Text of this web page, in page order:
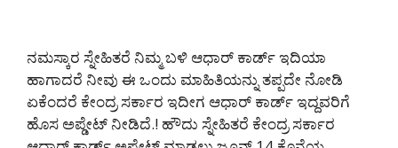
ನಮಸ್ಕಾರ ಸ್ನೇಹಿತರೆ ನಿಮ್ಮ ಬಳಿ ಆಧಾರ್ ಕಾರ್ಡ್ ಇದಿಯಾ
ಹಾಗಾದರೆ ನೀವು ಈ ಒಂದು ಮಾಹಿತಿಯನ್ನು ತಪ್ಪದೇ ನೋಡಿ
ಏಕೆಂದರೆ ಕೇಂದ್ರ ಸರ್ಕಾರ ಇದೀಗ ಆಧಾರ್ ಕಾರ್ಡ್ ಇದ್ದವರಿಗೆ
ಹೊಸ ಅಪ್ಡೇಟ್ ನೀಡಿದೆ.! ಹೌದು ಸ್ನೇಹಿತರೆ ಕೇಂದ್ರ ಸರ್ಕಾರ